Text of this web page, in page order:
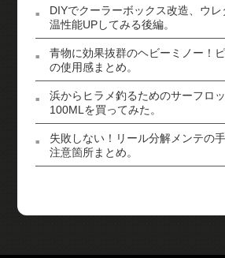
DIYでクーラーボックス改造、ウ
温性能UPしてみる後編。
青物に効果抜群のヘビーミノー！
の使用感まとめ。
浜からヒラメ釣るためのサーフロ
100MLを買ってみた。
失敗しない！リール分解メンテの
注意箇所まとめ。